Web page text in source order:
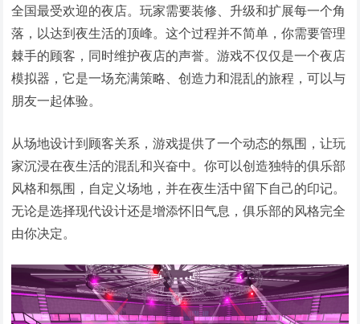
全国最受欢迎的夜店。玩家需要装修、升级和扩展每一个角
落，以达到夜生活的顶峰。这个过程并不简单，你需要管理
棘手的顾客，同时维护夜店的声誉。游戏不仅仅是一个夜店
模拟器，它是一场充满策略、创造力和混乱的旅程，可以与
朋友一起体验。
从场地设计到顾客关系，游戏提供了一个动态的氛围，让玩
家沉浸在夜生活的混乱和兴奋中。你可以创造独特的俱乐部
风格和氛围，自定义场地，并在夜生活中留下自己的印记。
无论是选择现代设计还是增添怀旧气息，俱乐部的风格完全
由你决定。